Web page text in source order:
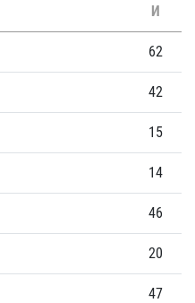
И
62
42
15
14
46
20
47